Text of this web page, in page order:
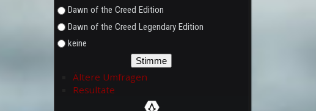
Dawn of the Creed Edition
Dawn of the Creed Legendary Edition
keine
Ältere Umfragen
Resultate